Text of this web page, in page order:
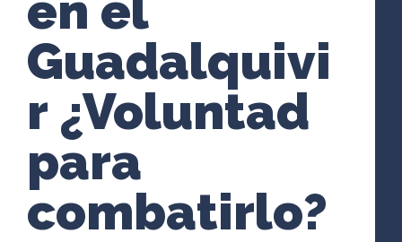
Guadalquivi
r ¿Voluntad
para
combatirlo?